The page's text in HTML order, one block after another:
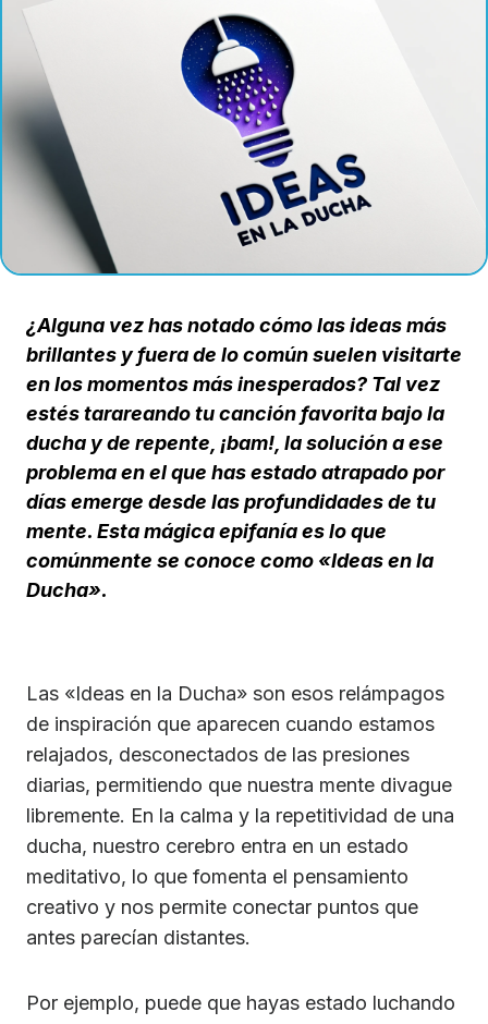
¿Alguna vez has notado cómo las ideas más
brillantes y fuera de lo común suelen visitarte
en los momentos más inesperados? Tal vez
estés tarareando tu canción favorita bajo la
ducha y de repente, ¡bam!, la solución a ese
problema en el que has estado atrapado por
días emerge desde las profundidades de tu
mente. Esta mágica epifanía es lo que
comúnmente se conoce como «Ideas en la
Ducha».
Las «Ideas en la Ducha» son esos relámpagos
de inspiración que aparecen cuando estamos
relajados, desconectados de las presiones
diarias, permitiendo que nuestra mente divague
libremente. En la calma y la repetitividad de una
ducha, nuestro cerebro entra en un estado
meditativo, lo que fomenta el pensamiento
creativo y nos permite conectar puntos que
antes parecían distantes.
Por ejemplo, puede que hayas estado luchando